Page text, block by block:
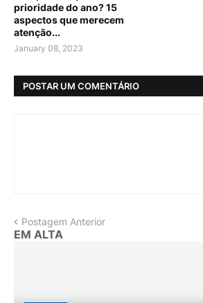
prioridade do ano? 15
aspectos que merecem
atenção...
January 08, 2023
POSTAR UM COMENTÁRIO
Postagem Anterior
EM ALTA